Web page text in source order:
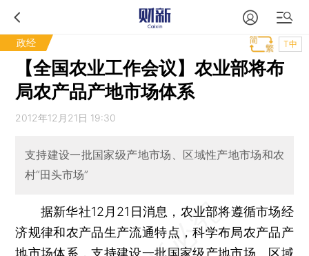
政经 T中
【全国农业工作会议】农业部将布
局农产品产地市场体系
2012年12月21日 19:30
支持建设一批国家级产地市场、区域性产地市场和农
村“田头市场”
据新华社12月21日消息，农业部将遵循市场经
济规律和农产品生产流通特点，科学布局农产品产
地市场体系，支持建设一批国家级产地市场、区域